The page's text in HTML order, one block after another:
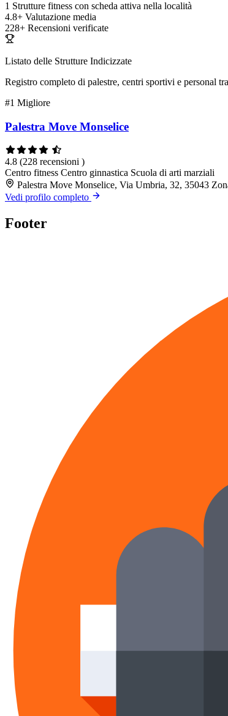
1 Strutture fitness con scheda attiva nella località
4.8+ Valutazione media
228+ Recensioni verificate
Listato delle Strutture Indicizzate
Registro completo di palestre, centri sportivi e personal
#1 Migliore
Palestra Move Monselice
4.8 (228 recensioni )
Centro fitness Centro ginnastica Scuola di arti marziali
Palestra Move Monselice, Via Umbria, 32, 35043
Vedi profilo completo
Footer